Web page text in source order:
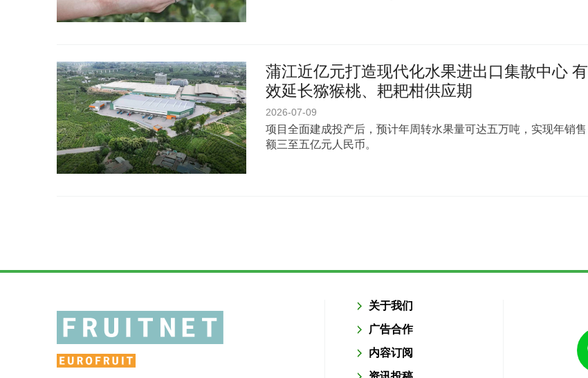
蒲江近亿元打造现代化水果进出口集散中心 有
效延长猕猴桃、耙耙柑供应期
2026-07-09
项目全面建成投产后，预计年周转水果量可达五万吨，实现年销售
额三至五亿元人民币。
关于我们
广告合作
内容订阅